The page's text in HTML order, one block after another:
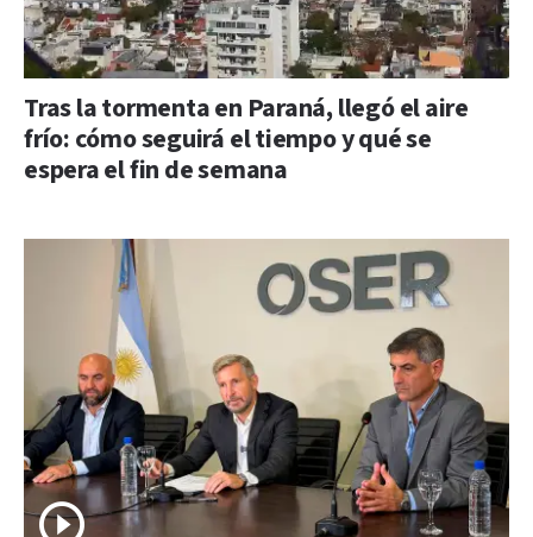
Tras la tormenta en Paraná, llegó el aire
frío: cómo seguirá el tiempo y qué se
espera el fin de semana